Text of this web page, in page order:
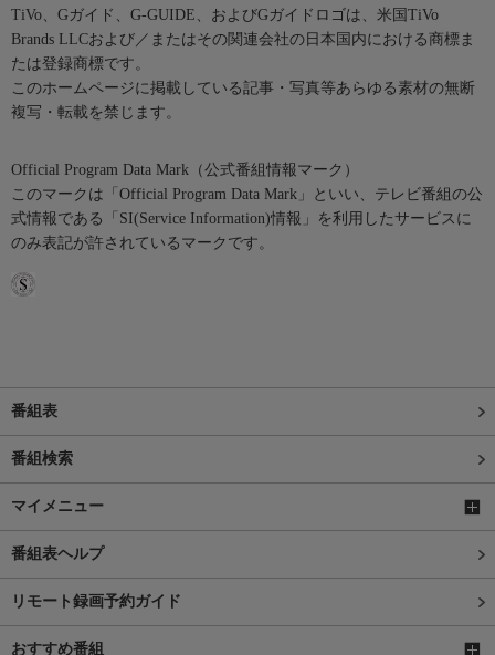
TiVo、Gガイド、G-GUIDE、およびGガイドロゴは、米国TiVo
Brands LLCおよび／またはその関連会社の日本国内における商標ま
たは登録商標です。
このホームページに掲載している記事・写真等あらゆる素材の無断
複写・転載を禁じます。
Official Program Data Mark（公式番組情報マーク）
このマークは「Official Program Data Mark」といい、テレビ番組の公
式情報である「SI(Service Information)情報」を利用したサービスに
のみ表記が許されているマークです。
番組表
番組検索
マイメニュー
番組表ヘルプ
リモート録画予約ガイド
おすすめ番組